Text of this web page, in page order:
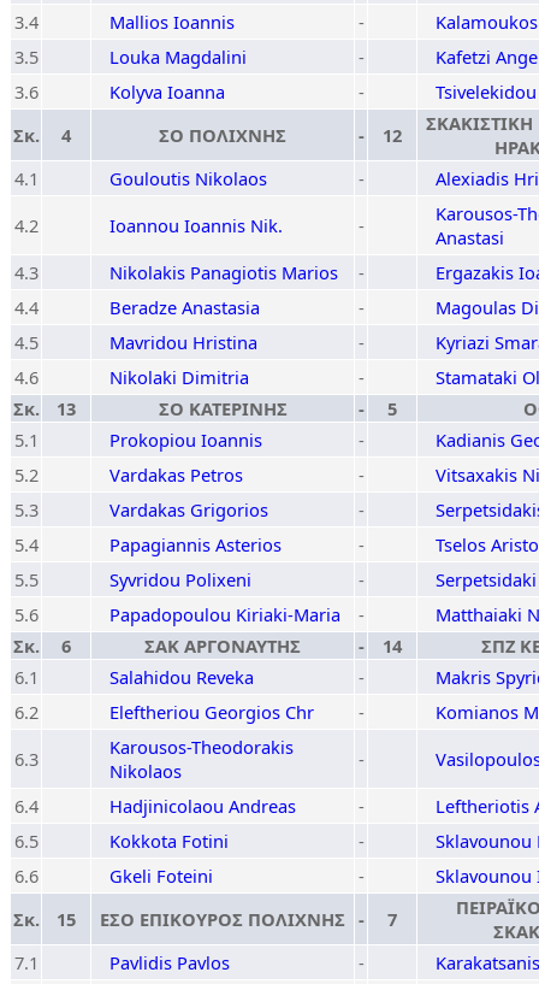
3.4
Mallios Ioannis -
3.5
Louka Magdalini -
Kafetzi
3.6
Kolyva Ioanna -
Σκ.
4 ΣΟ ΠΟΛΙΧΝΗΣ - 12
4.1
Gouloutis Nikolaos -
Alexiadis
4.2
Ioannou Ioannis Nik. -
Karousos-
Anastasi
4.3
Nikolakis Panagiotis Marios -
Ergazakis
4.4
Beradze Anastasia -
Magoulas
4.5
Mavridou Hristina -
Kyriazi
4.6
Nikolaki Dimitria -
Stamataki
Σκ.
13 ΣΟ ΚΑΤΕΡΙΝΗΣ - 5
5.1
Prokopiou Ioannis -
Kadianis
5.2
Vardakas Petros -
Vitsaxakis
5.3
Vardakas Grigorios -
5.4
Papagiannis Asterios -
Tselos
5.5
Syvridou Polixeni -
Serpetsidaki
5.6
Papadopoulou Kiriaki-Maria -
Matthaiaki
Σκ.
6 ΣΑΚ ΑΡΓΟΝΑΥΤΗΣ - 14
ΣΠΖ
6.1
Salahidou Reveka -
Makris
6.2
Eleftheriou Georgios Chr -
Komianos
6.3
Karousos-Theodorakis
Nikolaos
-
6.4
Hadjinicolaou Andreas -
Leftheriotis
6.5
Kokkota Fotini -
Sklavounou
6.6
Gkeli Foteini -
Sklavounou
Σκ.
15 ΕΣΟ ΕΠΙΚΟΥΡΟΣ ΠΟΛΙΧΝΗΣ - 7
7.1
Pavlidis Pavlos -